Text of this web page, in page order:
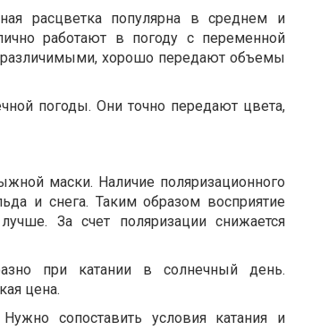
расцветка популярна в среднем и
работают в погоду с переменной
хорошо передают объемы
погоды. Они точно передают цвета,
маски. Наличие поляризационного
и снега. Таким образом восприятие
За счет поляризации снижается
при катании в солнечный день.
цена.
сопоставить условия катания и